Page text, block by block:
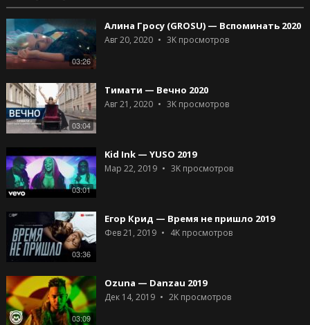
03:26
Алина Гросу (GROSU) — Вспоминать 2020
Авг 20, 2020 3Kпросмотров
03:04
Тимати — Вечно 2020
Авг 21, 2020 3Kпросмотров
03:01
Kid Ink — YUSO 2019
Мар 22, 2019 3Kпросмотров
03:36
Егор Крид — Время не пришло 2019
Фев 21, 2019 4Kпросмотров
03:09
Ozuna — Danzau 2019
Дек 14, 2019 2Kпросмотров